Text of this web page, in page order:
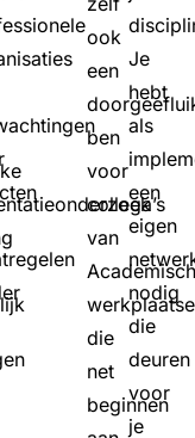
ook
een
ben
voor
collega’s
van
die
net
beginnen
Je
hebt
als
een
eigen
nodig
die
deuren
voor
je